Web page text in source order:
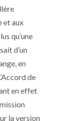
et aux
qu’une
d’un
en
de
en effet
la version